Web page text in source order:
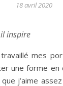
18 avril 2020
inspire
une forme
j’aime